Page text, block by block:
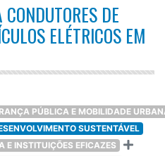
DE
ELÉTRICOS EM
PÚBLICA E MOBILIDADE
SUSTENTÁVEL
E INSTITUIÇÕES EFICAZES